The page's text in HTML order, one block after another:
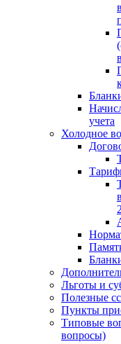
учета
Холодное
Льготы и
Полезные
Пункты
Типовые
вопросы)